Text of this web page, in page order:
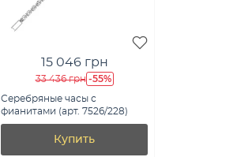
15 046 грн
33 436 грн -55%
Серебряные часы с
фианитами (арт. 7526/228)
Купить